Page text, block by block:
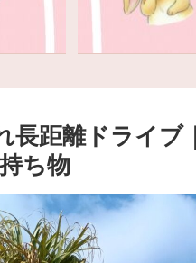
長距離ドライブ
ち物